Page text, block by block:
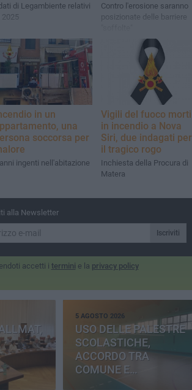
di Legambiente relativi
2025
Contro l'erosione saranno
posizionate delle barriere
in un
una
soccorsa per
ingenti nell'abitazione
Vigili del fuoco morti
in incendio a Nova
Siri, due indagati per
il tragico rogo
Inchiesta della Procura di
Matera
alla Newsletter
Iscriviti
accetti i termini e la privacy policy
5 AGOSTO 2026
USO DELLE PALESTRE
SCOLASTICHE,
ACCORDO TRA
COMUNE E
PROVINCIA